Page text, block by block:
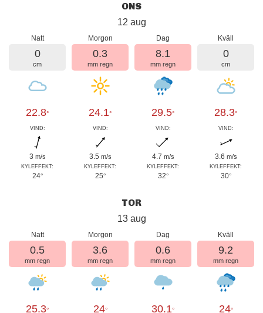
ONS
12 aug
Natt
0
cm
22.8°
VIND:
3 m/s
KYLEFFEKT:
24°
Morgon
0.3
mm regn
24.1°
VIND:
3.5 m/s
KYLEFFEKT:
25°
Dag
8.1
mm regn
29.5°
VIND:
4.7 m/s
KYLEFFEKT:
32°
Kväll
0
cm
28.3°
VIND:
3.6 m/s
KYLEFFEKT:
30°
TOR
13 aug
Natt
0.5
mm regn
25.3°
Morgon
3.6
mm regn
24°
Dag
0.6
mm regn
30.1°
Kväll
9.2
mm regn
24°